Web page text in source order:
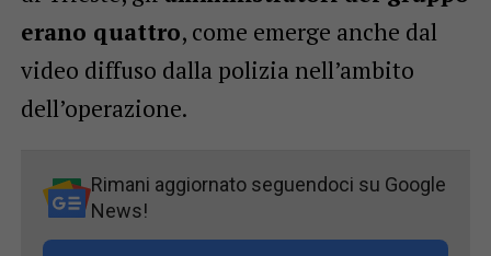
erano quattro, come emerge anche dal
video diffuso dalla polizia nell’ambito
dell’operazione.
Rimani aggiornato seguendoci su Google
News!